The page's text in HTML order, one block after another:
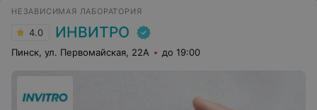
НЕЗАВИСИМАЯ ЛАБОРАТОРИЯ
4.0 ИНВИТРО
Пинск, ул. Первомайская, 22А до 19:00